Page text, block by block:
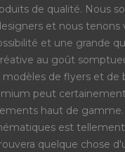
de qualité. Nous
et nous tenons
et une grande
au goût
de flyers et de
peut
haut de
est
quelque chose